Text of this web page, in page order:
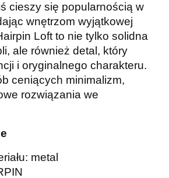
cieszy się popularnością w
wnętrzom wyjątkowej
Loft to nie tylko solidna
ale również detal, który
i oryginalnego charakteru.
ceniących minimalizm,
rozwiązania we
metal